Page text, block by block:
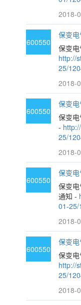
2018-
600550
保变
保变
http://
25/
2018-
600550
保变
保变
-
25/
2018-
600550
保变
保变
通知 -
01-25/
2018-
600550
保变
保变
http://
25/
2018-